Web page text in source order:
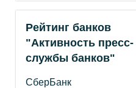
Рейтинг банков
"Активность пресс-
службы банков"
СберБанк